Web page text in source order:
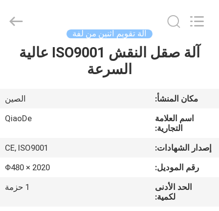
مسكن
معلومات
جولة
Machinery
آلة تقويم اثنين من لفة
آلة صقل النقش ISO9001 عالية
السرعة
مكان المنشأ:
الصين
اسم العلامة
التجارية:
QiaoDe
إصدار الشهادات:
CE, ISO9001
رقم الموديل:
Φ480 × 2020
الحد الأدنى
لكمية:
1 حزمة